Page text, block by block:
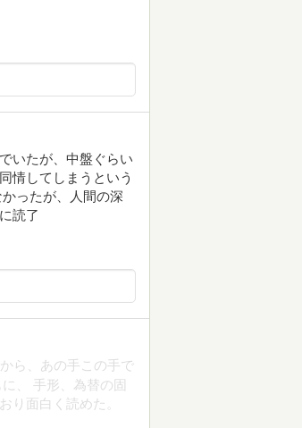
いたが、中盤ぐらい
情してしまうという
ったが、人間の深
読了
ら、あの手この手で
、 手形、為替の固
り面白く読めた。